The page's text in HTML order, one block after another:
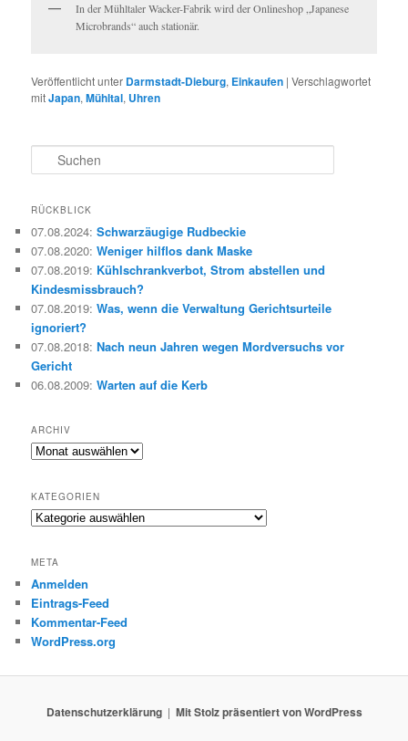
In der Mühltaler Wacker-Fabrik wird der Onlineshop „Japanese
Microbrands“ auch stationär.
Veröffentlicht unter Darmstadt-Dieburg, Einkaufen |Verschlagwortet
mitJapan,Mühltal, Uhren
u
h
n
RÜCKBLICK
07.08.2024:Schwarzäugige Rudbeckie
07.08.2020:Weniger hilflos dank Maske
07.08.2019: Kühlschrankverbot, Strom abstellen und
Kindesmissbrauch?
07.08.2019:Was, wenn die Verwaltung Gerichtsurteile
ignoriert?
07.08.2018:Nach neun Jahren wegen Mordversuchs vor
Gericht
06.08.2009:Warten auf die Kerb
ARCHIV
Archiv
KATEGORIEN
Kategorien
META
Anmelden
Eintrags-Feed
Kommentar-Feed
WordPress.org
Datenschutzerklärung Mit Stolz präsentiert von WordPress